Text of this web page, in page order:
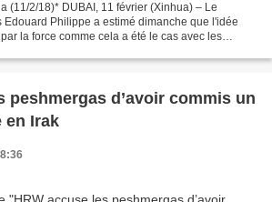
(11/2/18)* DUBAI, 11 février (Xinhua) – Le
Edouard Philippe a estimé dimanche que l'idée
la force comme cela a été le cas avec les
peshmergas d’avoir commis un
en Irak